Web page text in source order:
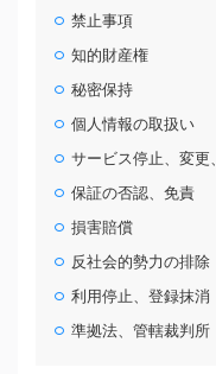
禁止事項
知的財産権
秘密保持
個人情報の取扱い
サービス停止、変更
保証の否認、免責
損害賠償
反社会的勢力の排除
利用停止、登録抹消
準拠法、管轄裁判所